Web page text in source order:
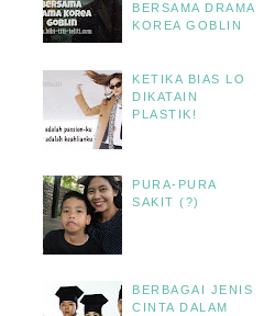
BERSAMA DRAMA
KOREA GOBLIN
KETIKA BIAS LO
DIKATAIN
PLASTIK!
PURA-PURA
SAKIT (?)
BERBAGAI JENIS
CINTA DALAM